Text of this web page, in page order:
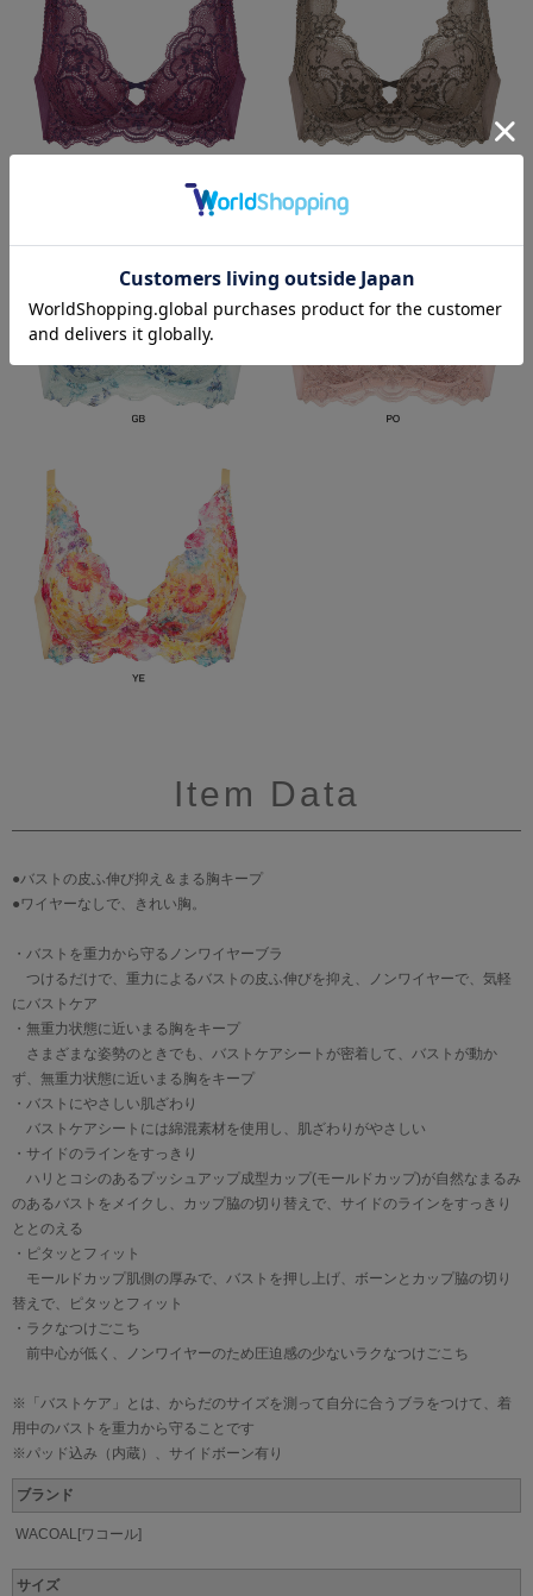
Item Data
●バストの皮ふ伸び抑え＆まる胸キープ
●ワイヤーなしで、きれい胸。
・バストを重力から守るノンワイヤーブラ
つけるだけで、重力によるバストの皮ふ伸びを抑え、ノンワイヤーで、気軽
にバストケア
・無重力状態に近いまる胸をキープ
さまざまな姿勢のときでも、バストケアシートが密着して、バストが動か
ず、無重力状態に近いまる胸をキープ
・バストにやさしい肌ざわり
バストケアシートには綿混素材を使用し、肌ざわりがやさしい
・サイドのラインをすっきり
ハリとコシのあるプッシュアップ成型カップ(モールドカップ)が自然なまるみ
のあるバストをメイクし、カップ脇の切り替えで、サイドのラインをすっきり
ととのえる
・ピタッとフィット
モールドカップ肌側の厚みで、バストを押し上げ、ボーンとカップ脇の切り
替えで、ピタッとフィット
・ラクなつけごこち
前中心が低く、ノンワイヤーのため圧迫感の少ないラクなつけごこち
※「バストケア」とは、からだのサイズを測って自分に合うブラをつけて、着
用中のバストを重力から守ることです
※パッド込み（内蔵）、サイドボーン有り
ブランド
WACOAL[ワコール]
サイズ